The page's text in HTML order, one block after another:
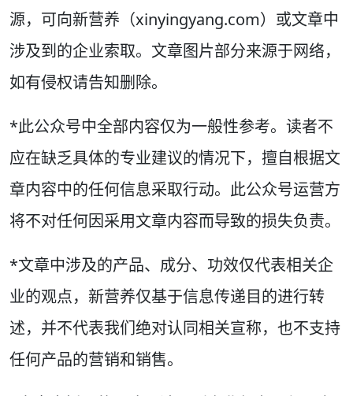
源，可向新营养（xinyingyang.com）或文章中
涉及到的企业索取。文章图片部分来源于网络，
如有侵权请告知删除。
*此公众号中全部内容仅为一般性参考。读者不
应在缺乏具体的专业建议的情况下，擅自根据文
章内容中的任何信息采取行动。此公众号运营方
将不对任何因采用文章内容而导致的损失负责。
*文章中涉及的产品、成分、功效仅代表相关企
业的观点，新营养仅基于信息传递目的进行转
述，并不代表我们绝对认同相关宣称，也不支持
任何产品的营销和销售。